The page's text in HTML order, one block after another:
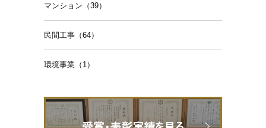
マンション（39）
民間工事（64）
環境事業（1）